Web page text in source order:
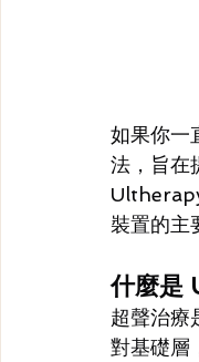
如果你一
法，旨在
裝置的主
什麼是
超聲治療
對基礎層